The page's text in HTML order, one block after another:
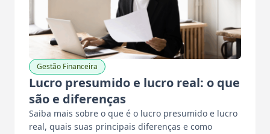
Gestão Financeira
Lucro presumido e lucro real: o que
são e diferenças
Saiba mais sobre o que é o lucro presumido e lucro
real, quais suas principais diferenças e como